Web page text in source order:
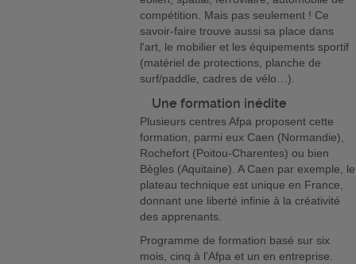
compétition. Mais pas seulement ! Ce
savoir-faire trouve aussi sa place dans
l'art, le mobilier et les équipements sportif
(matériel de protections, planche de
surf/paddle, cadres de vélo…).
Une formation inédite
Plusieurs centres Afpa proposent cette
formation, parmi eux Caen (Normandie),
Rochefort (Poitou-Charentes) ou bien
Bègles (Aquitaine). A Caen par exemple, le
plateau technique est unique en France,
donnant une liberté infinie à la créativité
des apprenants.
Programme de formation basé sur six
mois, cinq à l’Afpa et un en entreprise.